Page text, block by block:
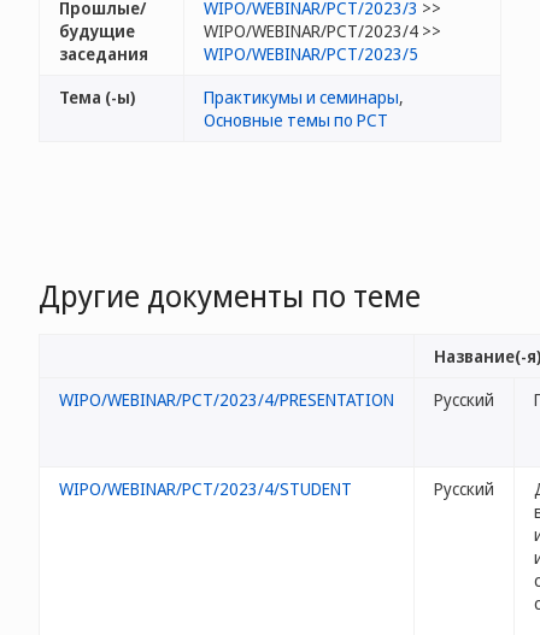
Прошлые/
будущие
заседания
WIPO/WEBINAR/PCT/2023/3 >>
WIPO/WEBINAR/PCT/2023/4 >>
WIPO/WEBINAR/PCT/2023/5
Тема (-ы)
Практикумы и семинары,
Основные темы по PCT
Другие документы по теме
Название(-я)
WIPO/WEBINAR/PCT/2023/4/PRESENTATION
Русский
WIPO/WEBINAR/PCT/2023/4/STUDENT Русский